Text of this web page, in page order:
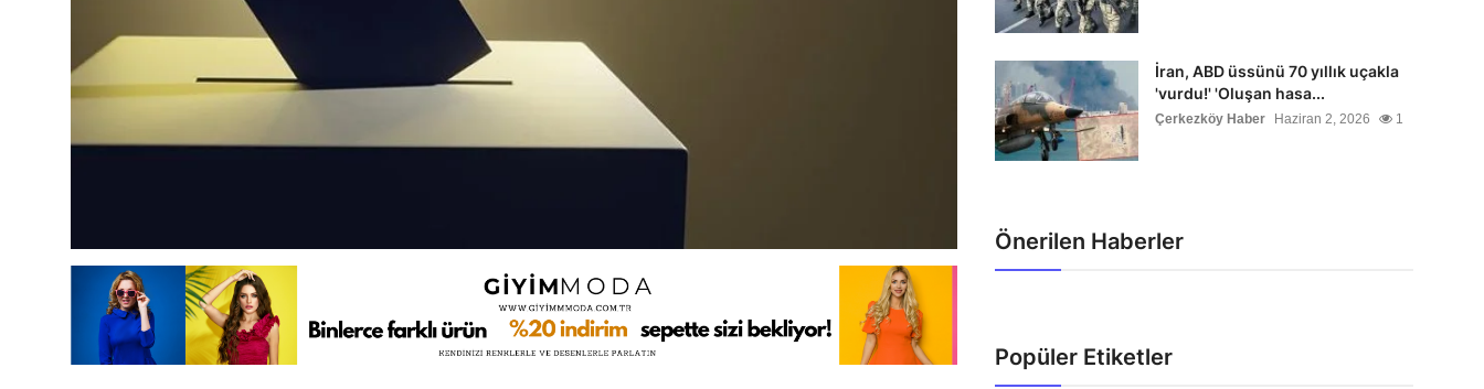
İran, ABD üssünü 70 yıllık uçakla
'vurdu!' 'Oluşan hasa...
Çerkezköy Haber Haziran 2, 2026 1
Önerilen Haberler
Popüler Etiketler